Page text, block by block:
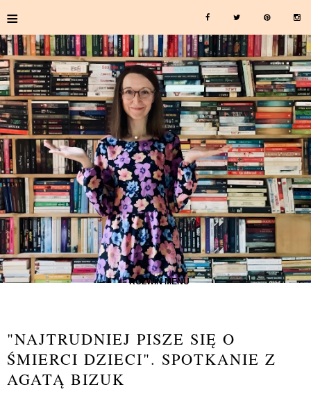
≡
≡ ROZWIŃ MENU
"NAJTRUDNIEJ PISZE SIĘ O
ŚMIERCI DZIECI". SPOTKANIE Z
AGATĄ BIZUK